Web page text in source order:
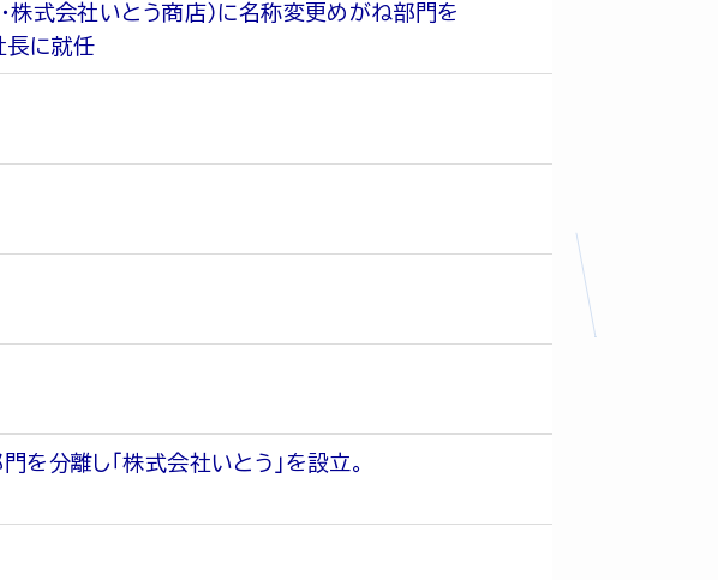
式会社いとう商店）に名称変更めがね部門を
長に就任
分離し「株式会社いとう」を設立。